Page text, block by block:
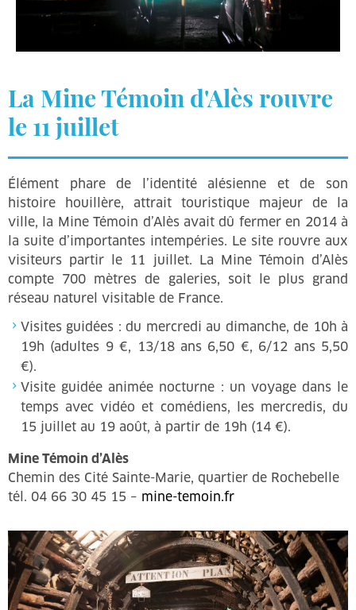
La Mine Témoin d'Alès rouvre
le 11 juillet
Élément phare de l’identité alésienne et de son
histoire houillère, attrait touristique majeur de la
ville, la Mine Témoin d’Alès avait dû fermer en 2014 à
la suite d’importantes intempéries. Le site rouvre aux
visiteurs partir le 11 juillet. La Mine Témoin d’Alès
compte 700 mètres de galeries, soit le plus grand
réseau naturel visitable de France.
Visites guidées : du mercredi au dimanche, de 10h à
19h (adultes 9 €, 13/18 ans 6,50 €, 6/12 ans 5,50
€).
Visite guidée animée nocturne : un voyage dans le
temps avec vidéo et comédiens, les mercredis, du
15 juillet au 19 août, à partir de 19h (14 €).
Mine Témoin d’Alès
Chemin des Cité Sainte-Marie, quartier de Rochebelle
tél. 04 66 30 45 15 – mine-temoin.fr